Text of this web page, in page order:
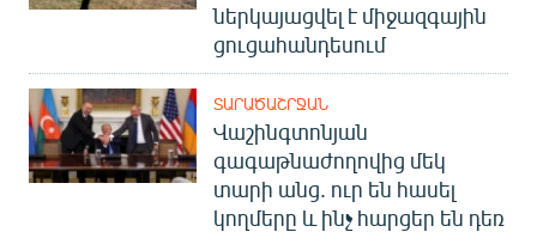
ՀԵՏԵՎԵՔ ՄԵԶ
ներկայացվել է միջազգային
ցուցահանդեսում
ՏԱՐԱԾԱՇՐՋԱՆ
Վաշինգտոնյան
գագաթնաժողովից մեկ
տարի անց. ուր են հասել
կողմերը և ինչ հարցեր են դեռ